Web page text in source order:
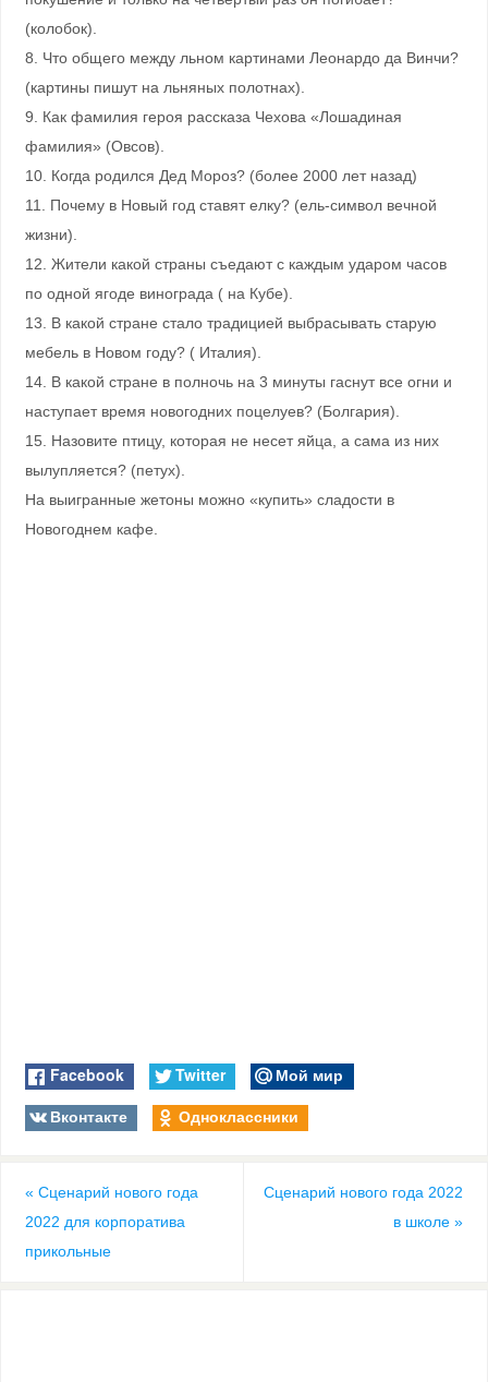
(колобок).
8. Что общего между льном картинами Леонардо да Винчи?
(картины пишут на льняных полотнах).
9. Как фамилия героя рассказа Чехова «Лошадиная
фамилия» (Овсов).
10. Когда родился Дед Мороз? (более 2000 лет назад)
11. Почему в Новый год ставят елку? (ель-символ вечной
жизни).
12. Жители какой страны съедают с каждым ударом часов
по одной ягоде винограда ( на Кубе).
13. В какой стране стало традицией выбрасывать старую
мебель в Новом году? ( Италия).
14. В какой стране в полночь на 3 минуты гаснут все огни и
наступает время новогодних поцелуев? (Болгария).
15. Назовите птицу, которая не несет яйца, а сама из них
вылупляется? (петух).
На выигранные жетоны можно «купить» сладости в
Новогоднем кафе.
Facebook Twitter
Мой мир
Вконтакте
Одноклассники
« Сценарий нового года
2022 для корпоратива
прикольные
Сценарий нового года 2022
в школе»